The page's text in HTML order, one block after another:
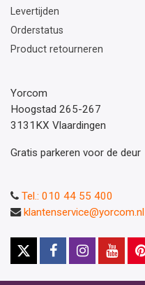
Levertijden
Orderstatus
Product retourneren
Yorcom
Hoogstad 265-267
3131KX Vlaardingen
Gratis parkeren voor de deur
Tel.: 010 44 55 400
klantenservice@yorcom.nl